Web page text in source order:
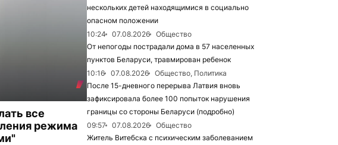
все
режима
нескольких детей находящимися в социально
опасном положении
10:24
07.08.2026
Общество
От непогоды пострадали дома в 57 населенных
пунктов Беларуси, травмирован ребенок
10:16
07.08.2026
Общество, Политика
После 15-дневного перерыва Латвия вновь
зафиксировала более 100 попыток нарушения
границы со стороны Беларуси (подробно)
09:57
07.08.2026
Общество
Житель Витебска с психическим заболеванием